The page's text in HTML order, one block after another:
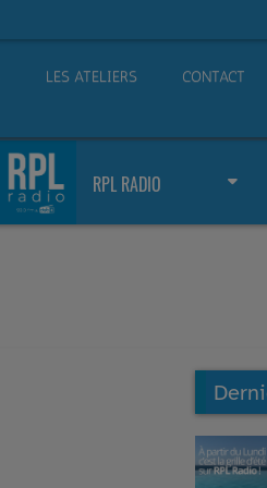
LES ATELIERS CONTACT
RPL RADIO